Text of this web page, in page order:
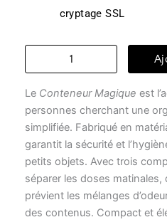
cryptage SSL
quantité
-
conteneur
magique
Le Conteneur Magique est
personnes cherchant une
simplifiée. Fabriqué en
garantit la sécurité et
petits objets. Avec trois
séparer les doses matinales,
prévient les mélanges
des contenus. Compact et